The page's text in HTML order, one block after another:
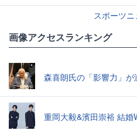
スポーツ
画像アクセスランキング
森喜朗氏の「影響力」が
重岡大毅&濱田崇裕 結婚